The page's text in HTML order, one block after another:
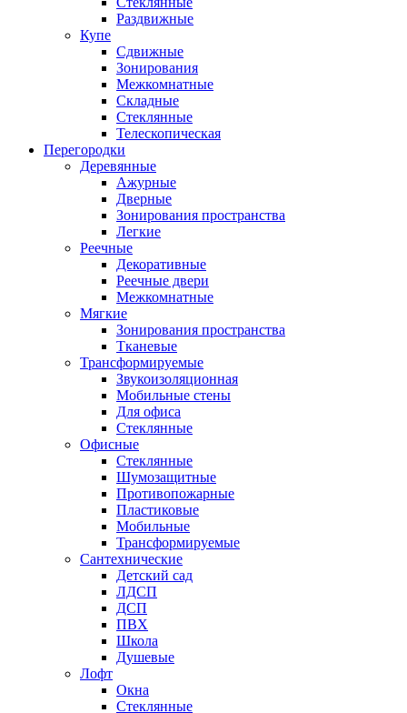
Раздвижные
Купе
Сдвижные
Зонирования
Межкомнатные
Складные
Стеклянные
Телескопическая
Перегородки
Деревянные
Ажурные
Дверные
Зонирования пространства
Легкие
Реечные
Декоративные
Реечные двери
Межкомнатные
Мягкие
Зонирования пространства
Тканевые
Трансформируемые
Звукоизоляционная
Мобильные стены
Для офиса
Стеклянные
Офисные
Стеклянные
Шумозащитные
Противопожарные
Пластиковые
Мобильные
Трансформируемые
Сантехнические
Детский сад
ЛДСП
ДСП
ПВХ
Школа
Душевые
Лофт
Окна
Стеклянные